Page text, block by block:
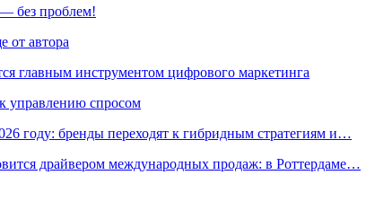
без проблем!
от автора
главным инструментом цифрового маркетинга
управлению спросом
году: бренды переходят к гибридным стратегиям и…
драйвером международных продаж: в Роттердаме…